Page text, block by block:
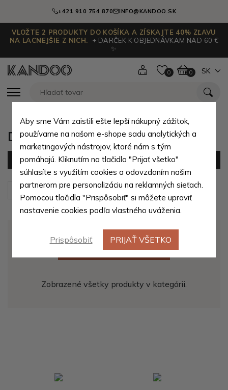
+421 910 754 870 INFO@KANDOO.SK
VLOŽTE 2 PRODUKTY DO KOŠÍKA A ZÍSKAJTE 40% ZĽAVU
NA LACNEJŠIE Z NICH.
+ DARČEK K OBJEDNÁVKAM NAD 60 €
✨
0 0 SK
Dámske kabelky s pruhmi
Filter (0 produktov)
Zoradiť podľa: Predvolené
ZOBRAZIŤ ĎALŠÍCH 20
Zobrazené všetky produkty v kategórii.
Aby sme Vám zaistili ešte lepší nákupný zážitok,
používame na našom e-shope sadu analytických a
marketingových nástrojov, ktoré nám s tým
pomáhajú. Kliknutím na tlačidlo "Prijať všetko"
súhlasíte s využitím cookies a odovzdaním našim
partnerom pre personalizáciu na reklamných sieťach.
Pomocou tlačidla "Prispôsobiť" si môžete upraviť
nastavenie cookies podľa vlastného uváženia.
Prispôsobiť PRIJAŤ VŠETKO